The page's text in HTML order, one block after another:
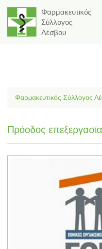
Φαρμακευτικός
Σύλλογος
Λέσβου
Φαρμακευτικός Σύλλογος
Πρόοδος